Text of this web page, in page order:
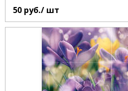
50 руб./ шт